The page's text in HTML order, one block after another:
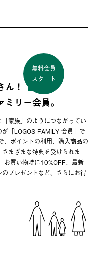
ん！
無料会員
スタート
ミリー会員。
家族」のようにつながってい
「LOGOS FAMILY 会員」で
、ポイントの利用、購入商品の
まざまな特典を受けられま
お買い物時に10%OFF、最新
プレゼントなど、さらにお得